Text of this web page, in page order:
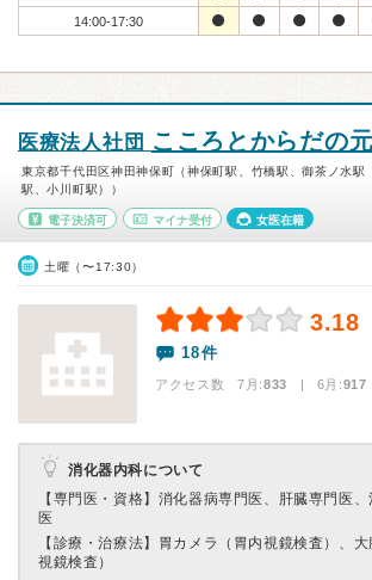
14:00-17:30
医療法人社団 こころとからだの
東京都千代田区神田神保町（神保町駅、竹橋駅、御茶ノ水駅
駅、小川町駅））
電子決済可 マイナ受付 女医在籍
土曜（〜17:30）
3.18
18件
アクセス数 7月:833 | 6月:917
消化器内科について
【専門医・資格】 消化器病専門医、肝臓専門医、
医
【診療・治療法】 胃カメラ（胃内視鏡検査）、
視鏡検査）